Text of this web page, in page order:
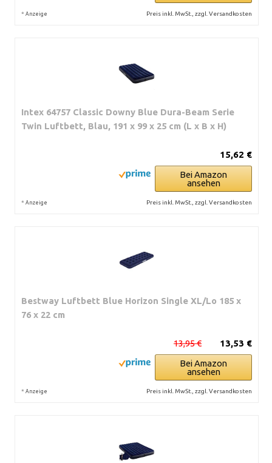
* Anzeige Preis inkl. MwSt., zzgl. Versandkosten
Intex 64757 Classic Downy Blue Dura-Beam Serie
Twin Luftbett, Blau, 191 x 99 x 25 cm (L x B x H)
15,62 €
Bei Amazon
ansehen
* Anzeige Preis inkl. MwSt., zzgl. Versandkosten
Bestway Luftbett Blue Horizon Single XL/Lo 185 x
76 x 22 cm
13,53 €
13,95 €
Bei Amazon
ansehen
* Anzeige Preis inkl. MwSt., zzgl. Versandkosten